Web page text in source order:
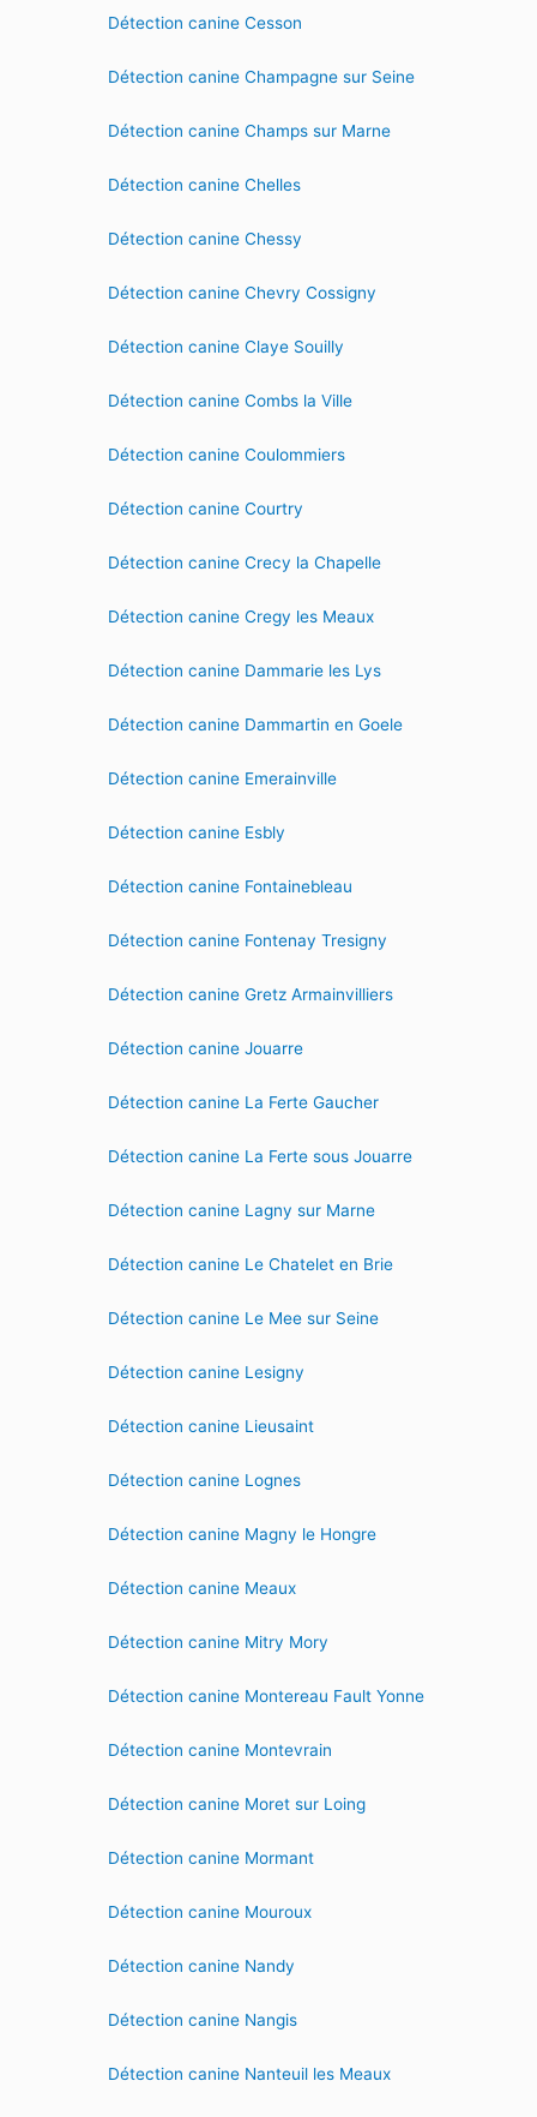
Détection canine Cesson
Détection canine Champagne sur Seine
Détection canine Champs sur Marne
Détection canine Chelles
Détection canine Chessy
Détection canine Chevry Cossigny
Détection canine Claye Souilly
Détection canine Combs la Ville
Détection canine Coulommiers
Détection canine Courtry
Détection canine Crecy la Chapelle
Détection canine Cregy les Meaux
Détection canine Dammarie les Lys
Détection canine Dammartin en Goele
Détection canine Emerainville
Détection canine Esbly
Détection canine Fontainebleau
Détection canine Fontenay Tresigny
Détection canine Gretz Armainvilliers
Détection canine Jouarre
Détection canine La Ferte Gaucher
Détection canine La Ferte sous Jouarre
Détection canine Lagny sur Marne
Détection canine Le Chatelet en Brie
Détection canine Le Mee sur Seine
Détection canine Lesigny
Détection canine Lieusaint
Détection canine Lognes
Détection canine Magny le Hongre
Détection canine Meaux
Détection canine Mitry Mory
Détection canine Montereau Fault Yonne
Détection canine Montevrain
Détection canine Moret sur Loing
Détection canine Mormant
Détection canine Mouroux
Détection canine Nandy
Détection canine Nangis
Détection canine Nanteuil les Meaux